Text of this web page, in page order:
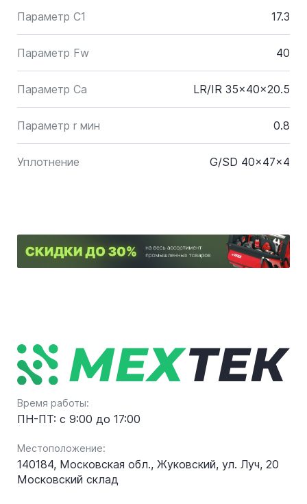
Параметр C1 17.3
Параметр Fw 40
Параметр Ca LR/IR 35x40x20.5
Параметр r мин 0.8
Уплотнение G/SD 40x47x4
Время работы:
ПН-ПТ: с 9:00 до 17:00
Местоположение:
140184, Московская обл., Жуковский, ул. Луч, 20
Московский склад